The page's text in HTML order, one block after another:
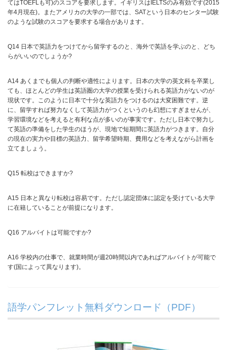
てはTOEFLも可)のスコアを要求します。イギリスはIELTSのみ有効です(2015
年4月現在)。またアメリカの大学の一部では、SATという日本のセンター試験
のような試験のスコアを要求する場合があります。
Q14 日本で英語力をつけてから留学するのと、海外で英語を学ぶのと、どち
らがいいのでしょうか?
A14 あくまでも個人の判断や適性によります。日本の大学の英文科を卒業し
ても、ほとんどの学生は英語圏の大学の授業を受けられる英語力がないのが
現状です。このように日本で十分な英語力をつけるのは大変困難です。逆
に、留学すれば努力なくして英語力がつくというのも幻想にすぎませんが、
学習環境などを考えると有利な点が多いのが事実です。ただし日本で努力し
て英語の準備をした学生のほうが、現地で短期間に英語力がつきます。自分
の現在の実力や目標の英語力、留学希望時期、費用などを考えながら計画を
立てましょう。
Q15 転校はできますか?
A15 日本と異なり転校は容易です。ただし認定団体に認定を受けている大学
に在籍していることが前提になります。
Q16 アルバイトは可能ですか?
A16 学校内の仕事で、就業時間が週20時間以内であればアルバイトが可能で
す(国によって異なります)。
語学パンフレット無料ダウンロード（PDF）